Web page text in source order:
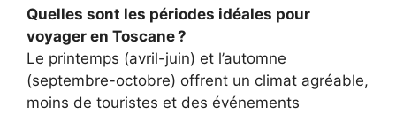
Quelles sont les périodes idéales pour
voyager en Toscane ?
Le printemps (avril-juin) et l’automne
(septembre-octobre) offrent un climat agréable,
moins de touristes et des événements